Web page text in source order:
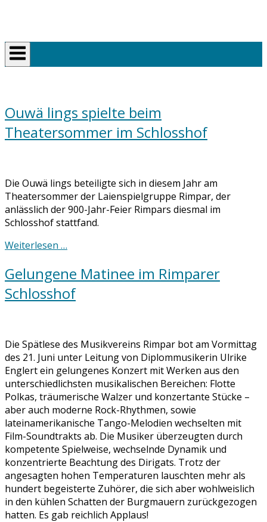
Ouwä lings spielte beim
Theatersommer im Schlosshof
Die Ouwä lings beteiligte sich in diesem Jahr am
Theatersommer der Laienspielgruppe Rimpar, der
anlässlich der 900-Jahr-Feier Rimpars diesmal im
Schlosshof stattfand.
Weiterlesen …
Gelungene Matinee im Rimparer
Schlosshof
Die Spätlese des Musikvereins Rimpar bot am Vormittag
des 21. Juni unter Leitung von Diplommusikerin Ulrike
Englert ein gelungenes Konzert mit Werken aus den
unterschiedlichsten musikalischen Bereichen: Flotte
Polkas, träumerische Walzer und konzertante Stücke –
aber auch moderne Rock-Rhythmen, sowie
lateinamerikanische Tango-Melodien wechselten mit
Film-Soundtrakts ab. Die Musiker überzeugten durch
kompetente Spielweise, wechselnde Dynamik und
konzentrierte Beachtung des Dirigats. Trotz der
angesagten hohen Temperaturen lauschten mehr als
hundert begeisterte Zuhörer, die sich aber wohlweislich
in den kühlen Schatten der Burgmauern zurückgezogen
hatten. Es gab reichlich Applaus!